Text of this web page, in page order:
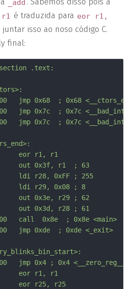
_add
é traduzida para eor r1,
isso ao noso código C.
final:
.text:
0c 94 34 00 	jmp	0x68	; 0x68
0c 94 3e 00 	jmp	0x7c	; 0x7c
0c 94 3e 00 	jmp	0x7c	; 0x7c
11 24       	eor	r1, r1
1f be       	out	0x3f, r1	; 63
cf ef       	ldi	r28, 0xFF	; 255
d8 e0       	ldi	r29, 0x08	; 8
de bf       	out	0x3e, r29	; 62
cd bf       	out	0x3d, r28	; 61
0e 94 47 00 	call	0x8e	; 0x8e <main>
0c 94 6f 00 	jmp	0xde	; 0xde <_exit>
0c 94 02 00 	jmp	0x4	; 0x4
11 24       	eor	r1, r1
99 27       	eor	r25, r25